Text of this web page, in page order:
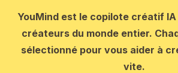
YouMind est le copilote créatif
créateurs du monde entier.
sélectionné pour vous aider à
vite.